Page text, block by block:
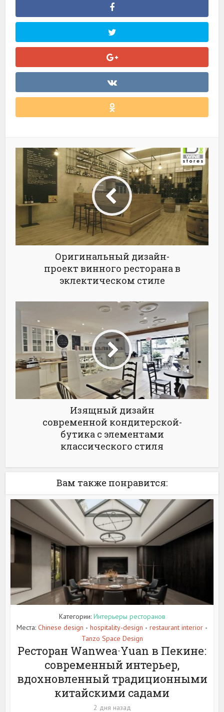
Оригинальный дизайн-
проект винного ресторана в
эклектическом стиле
Изящный дизайн
современной кондитерской-
бутика с элементами
классического стиля
Вам также понравится:
Категории: Интерьеры ресторанов
Места: Chinese design • hospitality-design • restaurant interior •
Tanzo Space Design
Ресторан Wanwea·Yuan в Пекине:
современный интерьер,
вдохновленный традиционными
китайскими садами
2 дня назад